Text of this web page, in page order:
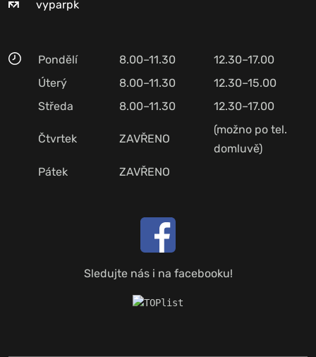
vyparpk
Pondělí 8.00–11.30
12.30–17.00
Úterý
8.00–11.30
12.30–15.00
Středa
8.00–11.30 12.30–17.00
Čtvrtek ZAVŘENO
(možno po tel.
domluvě)
Pátek
ZAVŘENO
Sledujte nás i na facebooku!